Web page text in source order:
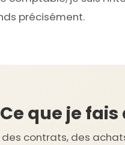
précisément.
Ce que je
contrats, des